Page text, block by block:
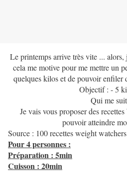
Le printemps arrive très vite ... alors,
cela me motive pour me mettre un
quelques kilos et de pouvoir enfiler
Objectif : - 5
Qui me
Je vais vous proposer des
pouvoir atteindre
Source : 100 recettes weight watchers
Pour 4 personnes :
Préparation : 5min
Cuisson : 20min